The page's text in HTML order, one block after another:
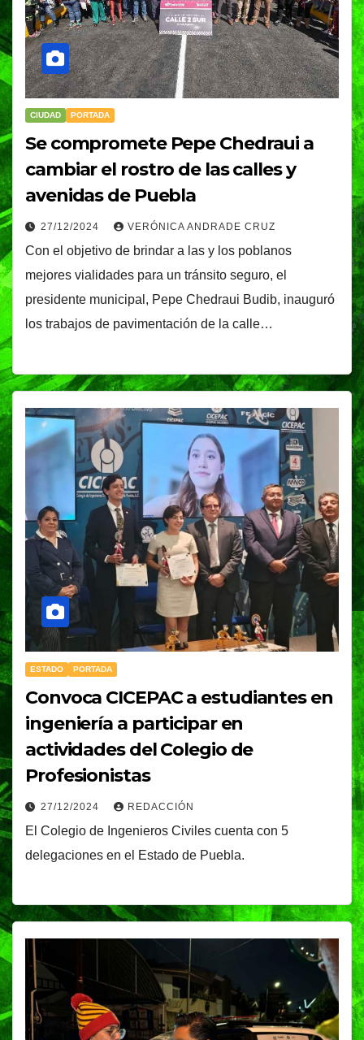
CIUDAD PORTADA
Se compromete Pepe Chedraui a
cambiar el rostro de las calles y
avenidas de Puebla
27/12/2024 VERÓNICA ANDRADE CRUZ
Con el objetivo de brindar a las y los poblanos
mejores vialidades para un tránsito seguro, el
presidente municipal, Pepe Chedraui Budib, inauguró
los trabajos de pavimentación de la calle…
ESTADO PORTADA
Convoca CICEPAC a estudiantes en
ingeniería a participar en
actividades del Colegio de
Profesionistas
27/12/2024 REDACCIÓN
El Colegio de Ingenieros Civiles cuenta con 5
delegaciones en el Estado de Puebla.